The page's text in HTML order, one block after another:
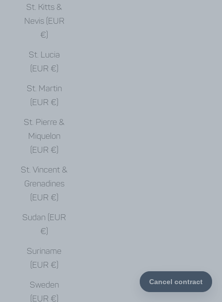
St. Kitts &
Nevis (EUR
€)
St. Lucia
(EUR €)
St. Martin
(EUR €)
St. Pierre &
Miquelon
(EUR €)
St. Vincent &
Grenadines
(EUR €)
Sudan (EUR
€)
Suriname
(EUR €)
Sweden
(EUR €)